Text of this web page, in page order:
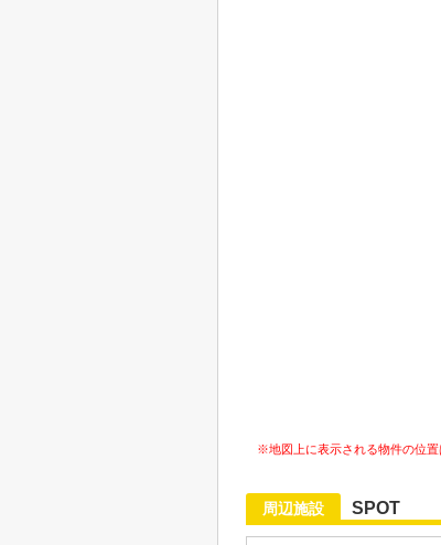
※地図上に表示される物件の位置
周辺施設 SPOT